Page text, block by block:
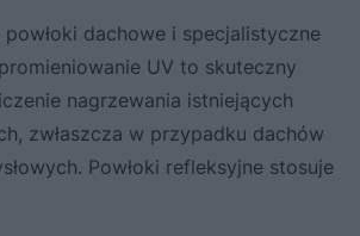
dachowe i specjalistyczne
UV to skuteczny
nagrzewania istniejących
zwłaszcza w przypadku dachów
Powłoki refleksyjne stosuje